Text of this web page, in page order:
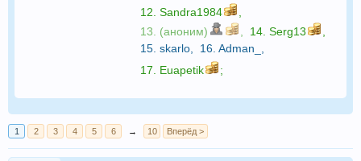
12. Sandra1984
13. (аноним)
14. Serg13
15. skarlo 16. Adman_
17. Euapetik ;
1 2 3 4 5 6 → 10 Вперёд >